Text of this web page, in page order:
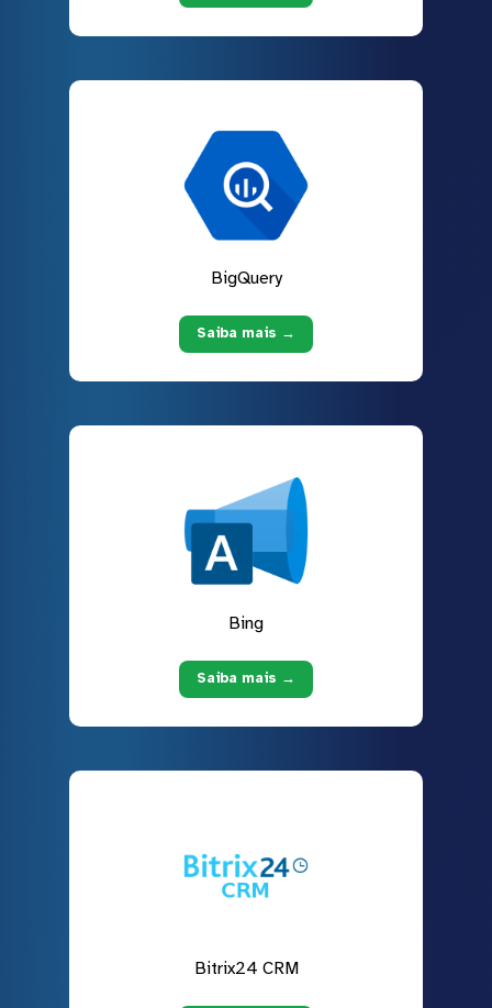
BigQuery
Saiba mais →
Bing
Saiba mais →
Bitrix24 CRM